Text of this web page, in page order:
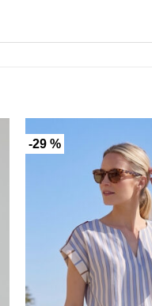
-29 %